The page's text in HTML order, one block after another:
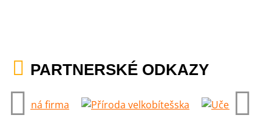
PARTNERSKÉ ODKAZY